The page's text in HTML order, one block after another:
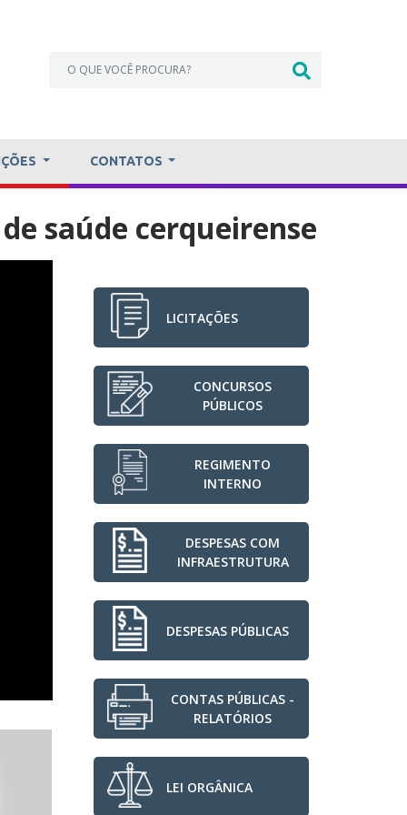
CONTATOS
saúde cerqueirense
LICITAÇÕES
CONCURSOS
PÚBLICOS
REGIMENTO
INTERNO
DESPESAS COM
INFRAESTRUTURA
DESPESAS PÚBLICAS
CONTAS PÚBLICAS -
RELATÓRIOS
LEI ORGÂNICA